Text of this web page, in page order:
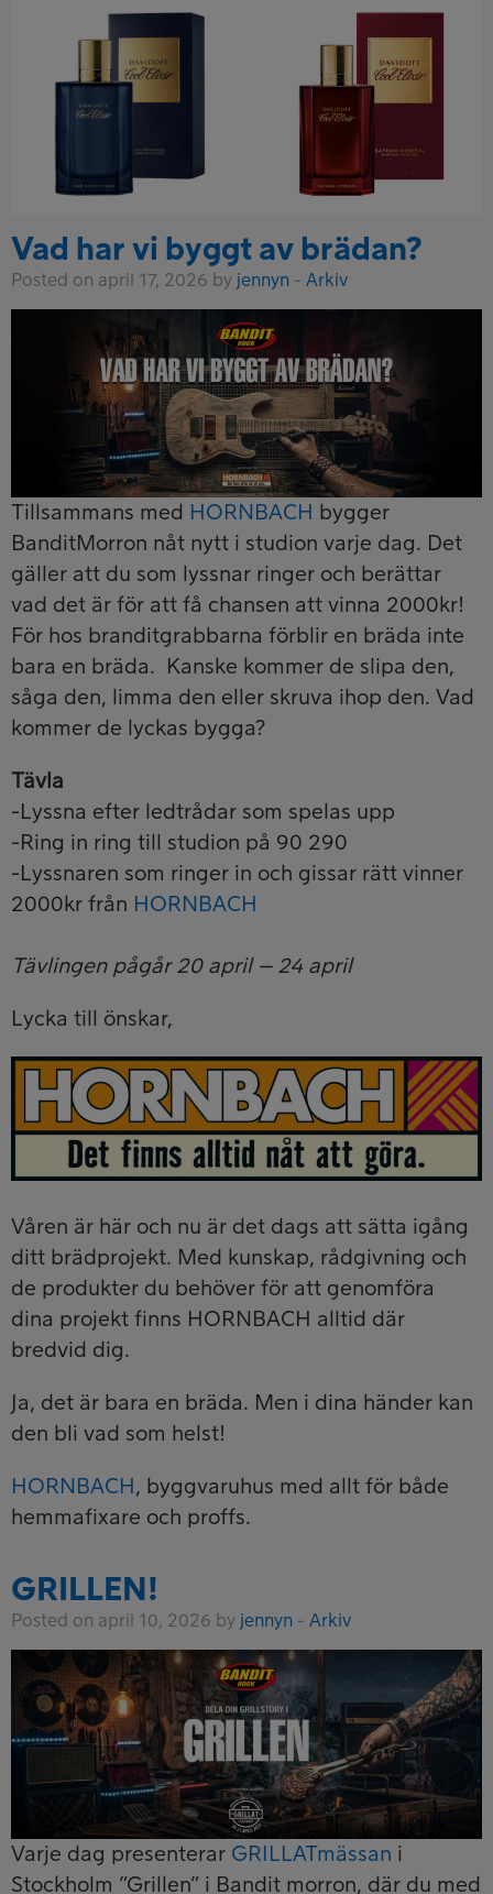
Vad har vi byggt av brädan?
Posted on april 17, 2026 by jennyn - Arkiv
Tillsammans med HORNBACH bygger
BanditMorron nåt nytt i studion varje dag. Det
gäller att du som lyssnar ringer och berättar
vad det är för att få chansen att vinna 2000kr!
För hos branditgrabbarna förblir en bräda inte
bara en bräda. Kanske kommer de slipa den,
såga den, limma den eller skruva ihop den. Vad
kommer de lyckas bygga?
Tävla
-Lyssna efter ledtrådar som spelas upp
-Ring in ring till studion på 90 290
-Lyssnaren som ringer in och gissar rätt vinner
2000kr från HORNBACH
Tävlingen pågår 20 april – 24 april
Lycka till önskar,
Våren är här och nu är det dags att sätta igång
ditt brädprojekt. Med kunskap, rådgivning och
de produkter du behöver för att genomföra
dina projekt finns HORNBACH alltid där
bredvid dig.
Ja, det är bara en bräda. Men i dina händer kan
den bli vad som helst!
HORNBACH , byggvaruhus med allt för både
hemmafixare och proffs.
GRILLEN!
Posted on april 10, 2026 by jennyn - Arkiv
Varje dag presenterar GRILLATmässan i
Stockholm ”Grillen” i Bandit morron, där du med